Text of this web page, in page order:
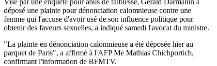
déposé une plainte pour dénonciation calomnieuse contre une
femme qui l'accuse d'avoir usé de son influence politique pour
obtenir des faveurs sexuelles, a indiqué samedi l'avocat du ministre.
"La plainte en dénonciation calomnieuse a été déposée hier au
parquet de Paris", a affirmé à l'AFP Me Mathias Chichportich,
confirmant l'information de BFMTV.